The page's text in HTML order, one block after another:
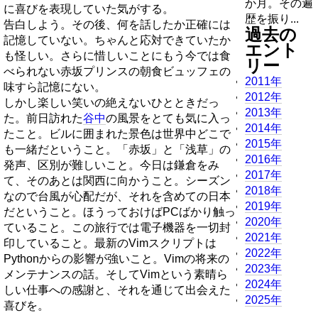
に喜びを表現していた気がする。
告白しよう。その後、何を話したか正確には
記憶していない。ちゃんと応対できていたか
も怪しい。さらに惜しいことにもう今では食
べられない赤坂プリンスの朝食ビュッフェの
味すら記憶にない。
しかし楽しい笑いの絶えないひとときだっ
た。前日訪れた谷中の風景をとても気に入っ
たこと。ビルに囲まれた景色は世界中どこで
も一緒だということ。「赤坂」と「浅草」の
発声、区別が難しいこと。今日は鎌倉をみ
て、そのあとは関西に向かうこと。シーズン
なので台風が心配だが、それを含めての日本
だということ。ほうっておけばPCばかり触っ
ていること。この旅行では電子機器を一切封
印していること。最新のVimスクリプトは
Pythonからの影響が強いこと。Vimの将来の
メンテナンスの話。そしてVimという素晴ら
しい仕事への感謝と、それを通じて出会えた
喜びを。
か月。その遍
歴を振り...
過去の
エント
リー
2011年
2012年
2013年
2014年
2015年
2016年
2017年
2018年
2019年
2020年
2021年
2022年
2023年
2024年
2025年